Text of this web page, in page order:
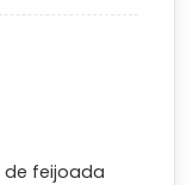
de feijoada